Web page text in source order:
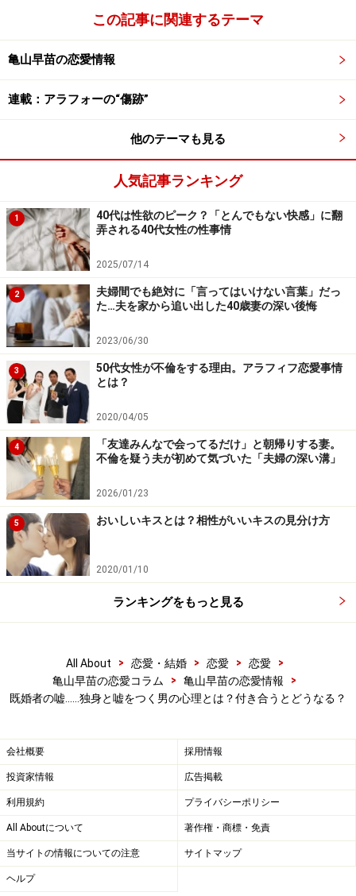
独身だと言っていたけど……腑に落ちない点
ただ、今思えば、なんだかおかしいと思う点もあった。
「つきあって半年ほどで12月。クリスマスが土曜日だっ
たので、どうすると尋ねたら、クリスマスは親がキリス
者じゃないんだけど、今は一緒に住んでいるから』っ
と聞いたら、親と旅行にいくって。ふだん親孝行できな
いし、まだ離婚して1年たってないからと。納得できる
ようなできないような複雑な感じでした」
その件を除けば、あとは週に1度はデートし、週末にと
きどき泊まっていく形で関係は続いていった。
「彼と一緒に映画や芝居などにもよく行きました。ある
とき劇場で彼の知り合いに会ったんですが、彼は紹介し
てくれなかった。『ごめん、ちょっとめんどうな人に会
ったから挨拶だけしてくる』と。私の存在は彼にとって
まだそれほど重くはないんだなと思っていました」
あー、そういえばと彼女は続ける。
「彼に年賀状を出したいから住所を教えてと言ったとき
も、離婚したばかりで女性から年賀状が来ると親が心配
するからと、ヘンな理由を述べていましたね」
かしな言い訳でもなかったので、なんとなく受け入れて
しまったのだ。
独身という嘘がバレて、彼が逆ギレ、二重
にショックを受けて
『あなたは彼とはどういう……』彼の知り合いに声を掛けられ
て……。
この記事に関連するテーマ
亀山早苗の恋愛情報
連載：アラフォーの“傷跡”
他のテーマも見る
人気記事ランキング
1
40代は性欲のピーク？「とんでもない快感」に翻
弄される40代女性の性事情
2025/07/14
2
夫婦間でも絶対に「言ってはいけない言葉」だっ
た…夫を家から追い出した40歳妻の深い後悔
2023/06/30
3
50代女性が不倫をする理由。アラフィフ恋愛事情
とは？
2020/04/05
4
「友達みんなで会ってるだけ」と朝帰りする妻。
不倫を疑う夫が初めて気づいた「夫婦の深い溝」
2026/01/23
5 おいしいキスとは？相性がいいキスの見分け方
2020/01/10
ランキングをもっと見る
All About > 恋愛・結婚 > 恋愛 > 恋愛
>
亀山早苗の恋愛コラム
> 亀山早苗の恋愛情報
>
既婚者の嘘……独身と嘘をつく男の心理とは？付き合うとどうなる？
会社概要 採用情報
投資家情報 広告掲載
利用規約 プライバシーポリシー
All Aboutについて 著作権・商標・免責
当サイトの情報についての注意 サイトマップ
ヘルプ